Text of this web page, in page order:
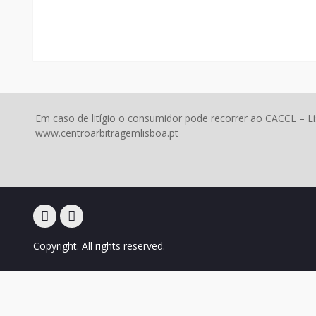
Em caso de litígio o consumidor pode recorrer ao CACCL –
www.centroarbitragemlisboa.pt
Copyright. All rights reserved.